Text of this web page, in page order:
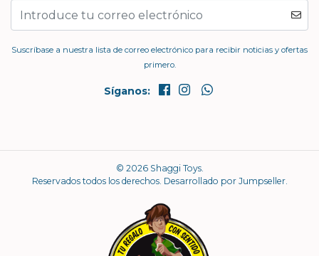
Suscríbase a nuestra lista de correo electrónico para recibir noticias y ofertas
primero.
Síganos:
© 2026 Shaggi Toys.
Reservados todos los derechos. Desarrollado por Jumpseller.